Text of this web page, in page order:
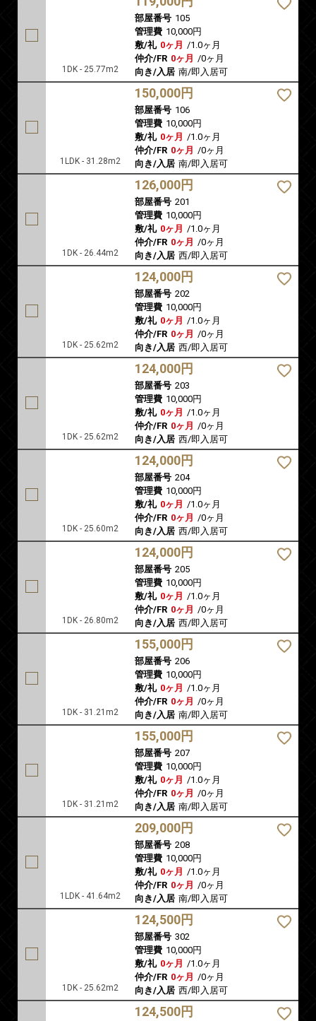
1DK - 25.77m2
部屋番号 105
管理費 10,000円
敷/礼 0ヶ月 /1.0ヶ月
仲介/FR 0ヶ月 /0ヶ月
向き/入居 南/即入居可
1LDK - 31.28m2
150,000円
部屋番号 106
管理費 10,000円
敷/礼 0ヶ月 /1.0ヶ月
仲介/FR 0ヶ月 /0ヶ月
向き/入居 南/即入居可
1DK - 26.44m2
126,000円
部屋番号 201
管理費 10,000円
敷/礼 0ヶ月 /1.0ヶ月
仲介/FR 0ヶ月 /0ヶ月
向き/入居 西/即入居可
1DK - 25.62m2
124,000円
部屋番号 202
管理費 10,000円
敷/礼 0ヶ月 /1.0ヶ月
仲介/FR 0ヶ月 /0ヶ月
向き/入居 西/即入居可
1DK - 25.62m2
124,000円
部屋番号 203
管理費 10,000円
敷/礼 0ヶ月 /1.0ヶ月
仲介/FR 0ヶ月 /0ヶ月
向き/入居 西/即入居可
1DK - 25.60m2
124,000円
部屋番号 204
管理費 10,000円
敷/礼 0ヶ月 /1.0ヶ月
仲介/FR 0ヶ月 /0ヶ月
向き/入居 西/即入居可
1DK - 26.80m2
124,000円
部屋番号 205
管理費 10,000円
敷/礼 0ヶ月 /1.0ヶ月
仲介/FR 0ヶ月 /0ヶ月
向き/入居 西/即入居可
1DK - 31.21m2
155,000円
部屋番号 206
管理費 10,000円
敷/礼 0ヶ月 /1.0ヶ月
仲介/FR 0ヶ月 /0ヶ月
向き/入居 南/即入居可
1DK - 31.21m2
155,000円
部屋番号 207
管理費 10,000円
敷/礼 0ヶ月 /1.0ヶ月
仲介/FR 0ヶ月 /0ヶ月
向き/入居 南/即入居可
1LDK - 41.64m2
209,000円
部屋番号 208
管理費 10,000円
敷/礼 0ヶ月 /1.0ヶ月
仲介/FR 0ヶ月 /0ヶ月
向き/入居 南/即入居可
1DK - 25.62m2
124,500円
部屋番号 302
管理費 10,000円
敷/礼 0ヶ月 /1.0ヶ月
仲介/FR 0ヶ月 /0ヶ月
向き/入居 西/即入居可
124,500円